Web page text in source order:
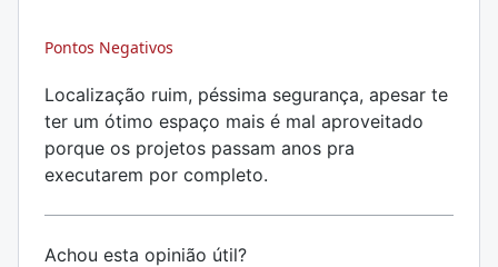
Pontos Negativos
Localização ruim, péssima segurança, apesar te
ter um ótimo espaço mais é mal aproveitado
porque os projetos passam anos pra
executarem por completo.
Achou esta opinião útil?